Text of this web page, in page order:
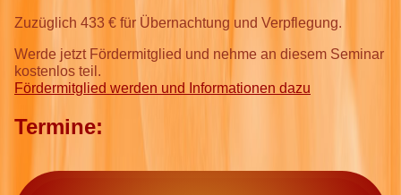
Zuzüglich 433 € für Übernachtung und Verpflegung.
Werde jetzt Fördermitglied und nehme an diesem Seminar
kostenlos teil.
Fördermitglied werden und Informationen dazu
Termine: